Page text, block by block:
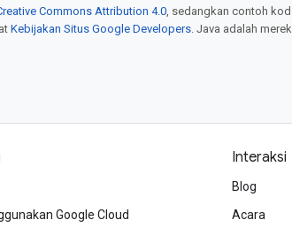
Commons Attribution 4.0, sedangkan contoh
Kebijakan Situs Google Developers. Java adalah
Google Cloud
Interaksi
Blog
Acara